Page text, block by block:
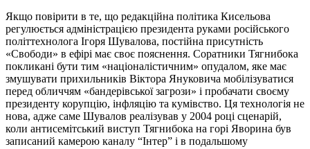
Якщо повірити в те, що редакційна політика Кисельова
регулюється адміністрацією президента руками російського
політтехнолога Ігоря Шувалова, постійна присутність
«Свободи» в ефірі має своє пояснення. Соратники Тягнибока
покликані бути тим «націоналістичним» опудалом, яке має
змушувати прихильників Віктора Януковича мобілізуватися
перед обличчям «бандерівської загрози» і пробачати своєму
президенту корупцію, інфляцію та кумівство. Ця технологія не
нова, адже саме Шувалов реалізував у 2004 році сценарій,
коли антисемітський виступ Тягнибока на горі Яворина був
записаний камерою каналу “Інтер” і в подальшому